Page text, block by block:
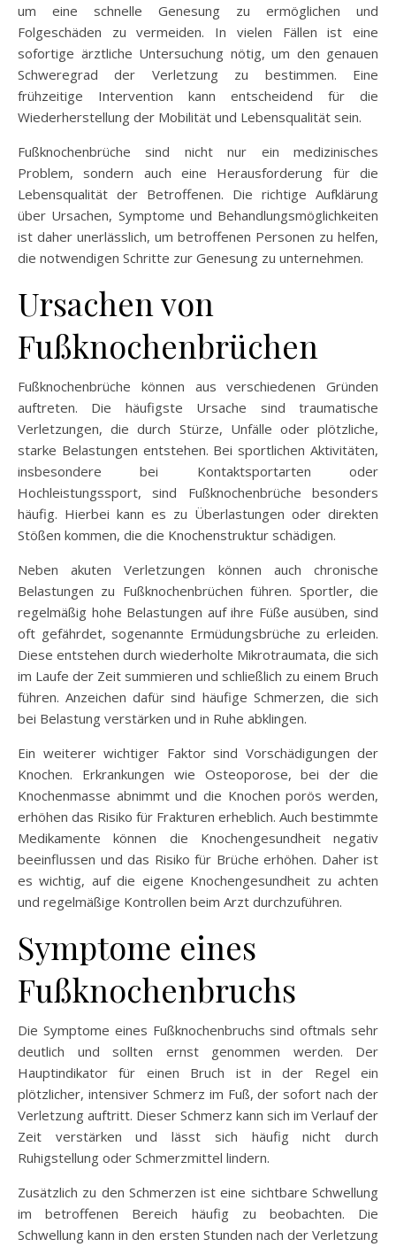
um eine schnelle Genesung zu ermöglichen und
Folgeschäden zu vermeiden. In vielen Fällen ist eine
sofortige ärztliche Untersuchung nötig, um den genauen
Schweregrad der Verletzung zu bestimmen. Eine
frühzeitige Intervention kann entscheidend für die
Wiederherstellung der Mobilität und Lebensqualität sein.
Fußknochenbrüche sind nicht nur ein medizinisches
Problem, sondern auch eine Herausforderung für die
Lebensqualität der Betroffenen. Die richtige Aufklärung
über Ursachen, Symptome und Behandlungsmöglichkeiten
ist daher unerlässlich, um betroffenen Personen zu helfen,
die notwendigen Schritte zur Genesung zu unternehmen.
Ursachen von
Fußknochenbrüchen
Fußknochenbrüche können aus verschiedenen Gründen
auftreten. Die häufigste Ursache sind traumatische
Verletzungen, die durch Stürze, Unfälle oder plötzliche,
starke Belastungen entstehen. Bei sportlichen Aktivitäten,
insbesondere bei Kontaktsportarten oder
Hochleistungssport, sind Fußknochenbrüche besonders
häufig. Hierbei kann es zu Überlastungen oder direkten
Stößen kommen, die die Knochenstruktur schädigen.
Neben akuten Verletzungen können auch chronische
Belastungen zu Fußknochenbrüchen führen. Sportler, die
regelmäßig hohe Belastungen auf ihre Füße ausüben, sind
oft gefährdet, sogenannte Ermüdungsbrüche zu erleiden.
Diese entstehen durch wiederholte Mikrotraumata, die sich
im Laufe der Zeit summieren und schließlich zu einem Bruch
führen. Anzeichen dafür sind häufige Schmerzen, die sich
bei Belastung verstärken und in Ruhe abklingen.
Ein weiterer wichtiger Faktor sind Vorschädigungen der
Knochen. Erkrankungen wie Osteoporose, bei der die
Knochenmasse abnimmt und die Knochen porös werden,
erhöhen das Risiko für Frakturen erheblich. Auch bestimmte
Medikamente können die Knochengesundheit negativ
beeinflussen und das Risiko für Brüche erhöhen. Daher ist
es wichtig, auf die eigene Knochengesundheit zu achten
und regelmäßige Kontrollen beim Arzt durchzuführen.
Symptome eines
Fußknochenbruchs
Die Symptome eines Fußknochenbruchs sind oftmals sehr
deutlich und sollten ernst genommen werden. Der
Hauptindikator für einen Bruch ist in der Regel ein
plötzlicher, intensiver Schmerz im Fuß, der sofort nach der
Verletzung auftritt. Dieser Schmerz kann sich im Verlauf der
Zeit verstärken und lässt sich häufig nicht durch
Ruhigstellung oder Schmerzmittel lindern.
Zusätzlich zu den Schmerzen ist eine sichtbare Schwellung
im betroffenen Bereich häufig zu beobachten. Die
Schwellung kann in den ersten Stunden nach der Verletzung